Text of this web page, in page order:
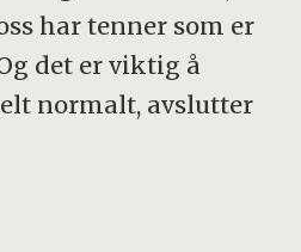
har tenner som er
det er viktig å
normalt, avslutter